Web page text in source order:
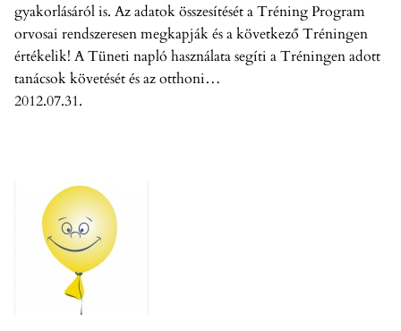
gyakorlásáról is. Az adatok összesítését a Tréning Program
orvosai rendszeresen megkapják és a következő Tréningen
értékelik! A Tüneti napló használata segíti a Tréningen adott
tanácsok követését és az otthoni…
2012.07.31.